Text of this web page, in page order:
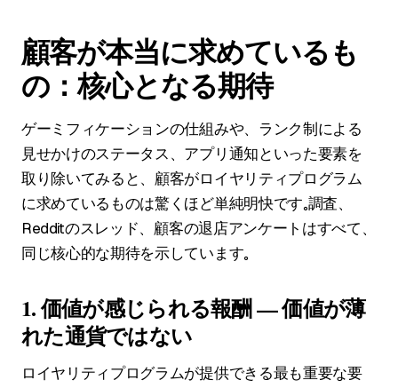
顧客が本当に求めているも
の：核心となる期待
ゲーミフィケーションの仕組みや、ランク制による
見せかけのステータス、アプリ通知といった要素を
取り除いてみると、顧客がロイヤリティプログラム
に求めているものは驚くほど単純明快です。調査、
Redditのスレッド、顧客の退店アンケートはすべて、
同じ核心的な期待を示しています。
1. 価値が感じられる報酬 — 価値が薄
れた通貨ではない
ロイヤリティプログラムが提供できる最も重要な要